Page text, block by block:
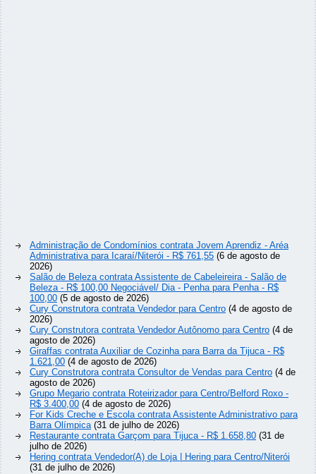
Administração de Condomínios contrata Jovem Aprendiz - Aréa
Administrativa para Icaraí/Niterói - R$ 761,55 (6 de agosto de
2026)
Salão de Beleza contrata Assistente de Cabeleireira - Salão de
Beleza - R$ 100,00 Negociável/ Dia - Penha para Penha - R$
100,00 (5 de agosto de 2026)
Cury Construtora contrata Vendedor para Centro (4 de agosto de
2026)
Cury Construtora contrata Vendedor Autônomo para Centro (4 de
agosto de 2026)
Giraffas contrata Auxiliar de Cozinha para Barra da Tijuca - R$
1.621,00 (4 de agosto de 2026)
Cury Construtora contrata Consultor de Vendas para Centro (4 de
agosto de 2026)
Grupo Megario contrata Roteirizador para Centro/Belford Roxo -
R$ 3.400,00 (4 de agosto de 2026)
For Kids Creche e Escola contrata Assistente Administrativo para
Barra Olímpica(31 de julho de 2026)
Restaurante contrata Garçom para Tijuca - R$ 1.658,80 (31 de
julho de 2026)
Hering contrata Vendedor(A) de Loja | Hering para Centro/Niterói
(31 de julho de 2026)